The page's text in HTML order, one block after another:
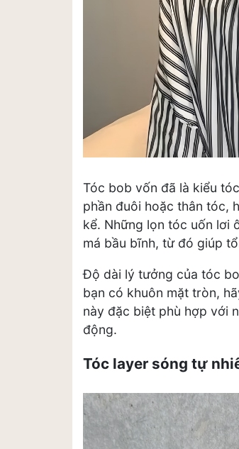
Tóc bob vốn đã là kiểu
phần đuôi hoặc thân tóc,
kể. Những lọn tóc uốn lơi
má bầu bĩnh, từ đó giúp
Độ dài lý tưởng của tóc
bạn có khuôn mặt tròn,
này đặc biệt phù hợp với
động.
Tóc layer sóng tự